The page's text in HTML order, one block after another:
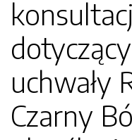
uchwały
Czarny